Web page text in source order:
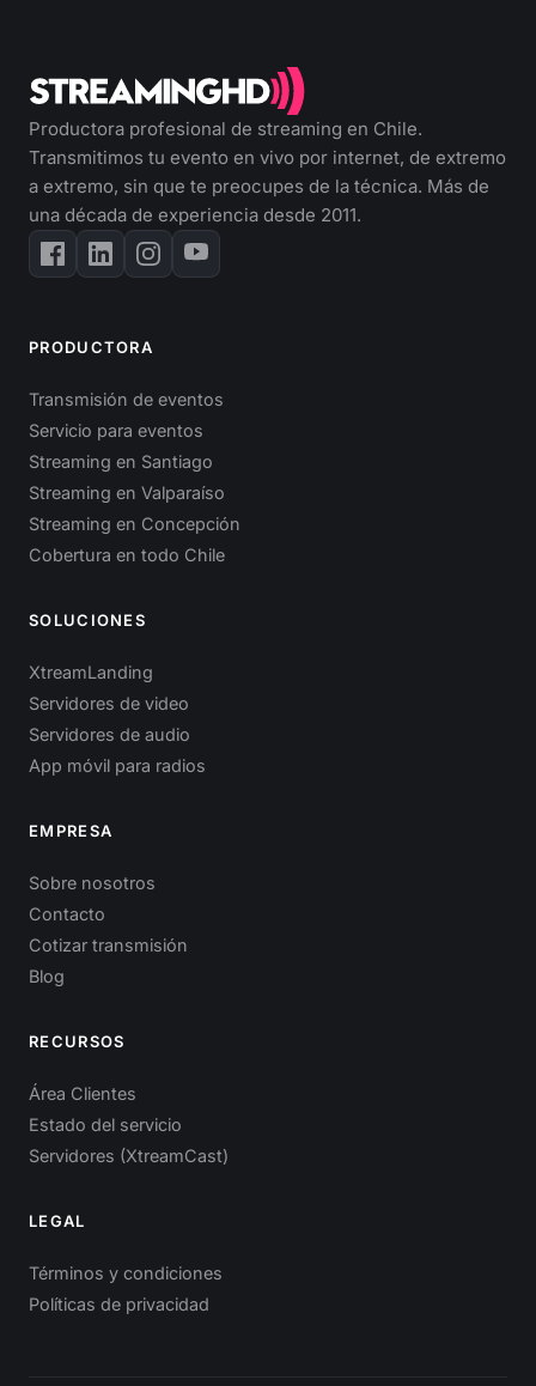
Productora profesional de streaming en Chile.
Transmitimos tu evento en vivo por internet, de extremo
a extremo, sin que te preocupes de la técnica. Más de
una década de experiencia desde 2011.
PRODUCTORA
Transmisión de eventos
Servicio para eventos
Streaming en Santiago
Streaming en Valparaíso
Streaming en Concepción
Cobertura en todo Chile
SOLUCIONES
XtreamLanding
Servidores de video
Servidores de audio
App móvil para radios
EMPRESA
Sobre nosotros
Contacto
Cotizar transmisión
Blog
RECURSOS
Área Clientes
Estado del servicio
Servidores (XtreamCast)
LEGAL
Términos y condiciones
Políticas de privacidad